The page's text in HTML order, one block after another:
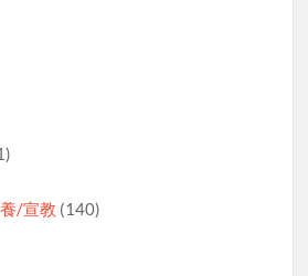
/宣教 (140)